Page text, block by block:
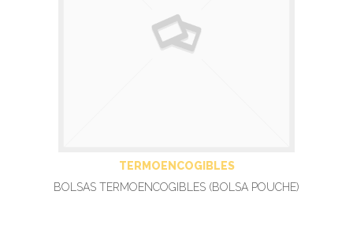
TERMOENCOGIBLES
BOLSAS TERMOENCOGIBLES (BOLSA POUCHE)